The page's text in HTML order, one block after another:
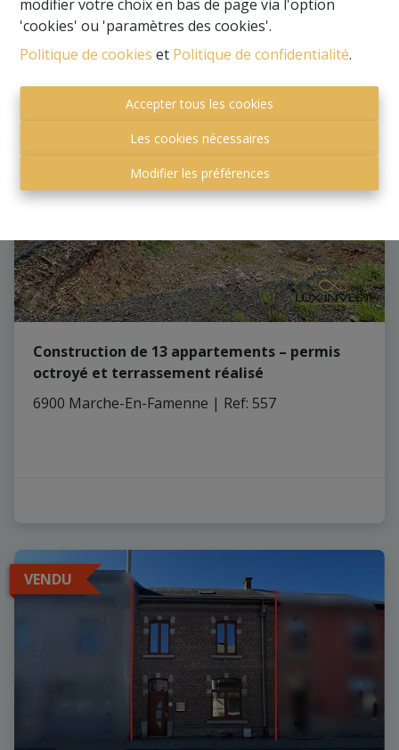
modifier votre choix en bas de page via l'option
'cookies' ou 'paramètres des cookies'.
Politique de cookies et Politique de confidentialité.
Accepter tous les cookies
Les cookies nécessaires
Modifier les préférences
2 1 75 m²
Construction de 13 appartements – permis
octroyé et terrassement réalisé
6900 Marche-En-Famenne | Ref: 557
VENDU